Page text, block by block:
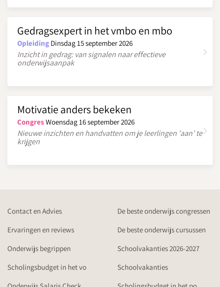
Gedragsexpert in het vmbo en mbo
Opleiding Dinsdag 15 september 2026
Inzicht in gedrag: van signalen naar effectieve
onderwijsaanpak
Motivatie anders bekeken
Congres Woensdag 16 september 2026
Nieuwe inzichten en handvatten om je leerlingen 'aan' te
krijgen
Contact en Advies
De beste onderwijs congressen
Ervaringen en reviews
De beste onderwijs cursussen
Onderwijs begrippen
Schoolvakanties 2026-2027
Scholingsbudget in het vo
Schoolvakanties